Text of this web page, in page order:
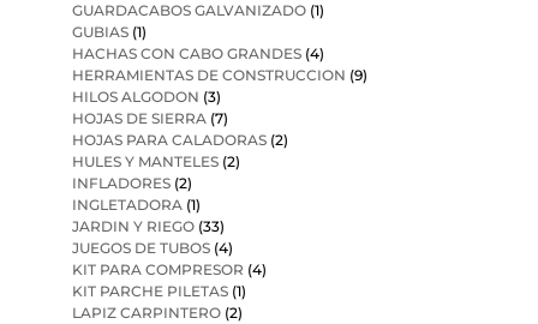
GUARDACABOS GALVANIZADO (1)
GUBIAS (1)
HACHAS CON CABO GRANDES (4)
HERRAMIENTAS DE CONSTRUCCION (9)
HILOS ALGODON (3)
HOJAS DE SIERRA (7)
HOJAS PARA CALADORAS (2)
HULES Y MANTELES (2)
INFLADORES (2)
INGLETADORA (1)
JARDIN Y RIEGO (33)
JUEGOS DE TUBOS (4)
KIT PARA COMPRESOR (4)
KIT PARCHE PILETAS (1)
LAPIZ CARPINTERO (2)